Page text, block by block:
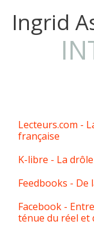
Ingrid
Lecteurs.com -
française
K-libre - La
Feedbooks - De
Facebook -
ténue du réel et